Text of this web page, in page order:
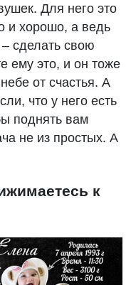
Для него это
и хорошо, а ведь
сделать свою
ему это, и он тоже
от счастья. А
что у него есть
поднять вам
не из простых. А
к